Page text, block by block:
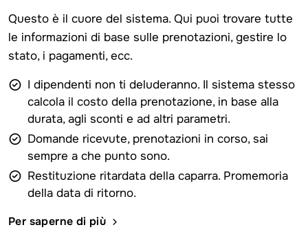
Questo è il cuore del sistema. Qui puoi trovare tutte
le informazioni di base sulle prenotazioni, gestire lo
stato, i pagamenti, ecc.
I dipendenti non ti deluderanno. Il sistema stesso
calcola il costo della prenotazione, in base alla
durata, agli sconti e ad altri parametri.
Domande ricevute, prenotazioni in corso, sai
sempre a che punto sono.
Restituzione ritardata della caparra. Promemoria
della data di ritorno.
Per saperne di più